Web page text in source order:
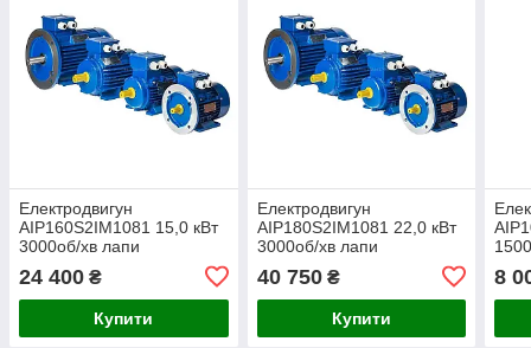
Електродвигун
АІР160Ѕ2ІМ1081 15,0 кВт
3000об/хв лапи
(електричний двигун АІР)
380В
24 400 ₴
Купити
Електродвигун
АІР180Ѕ2ІМ1081 22,0 кВт
3000об/хв лапи
(електричний двигун АІР)
380В
40 750₴
Купити
8